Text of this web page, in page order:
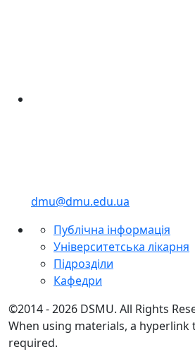
dmu@dmu.edu.ua
Публічна інформація
Університетська лікарня
Підрозділи
Кафедри
©2014 - 2026 DSMU. All Rights
When using materials, a hyperlink
required.